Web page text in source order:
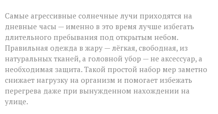
Самые агрессивные солнечные лучи приходятся на
дневные часы — именно в это время лучше избегать
длительного пребывания под открытым небом.
Правильная одежда в жару — лёгкая, свободная, из
натуральных тканей, а головной убор — не аксессуар, а
необходимая защита. Такой простой набор мер заметно
снижает нагрузку на организм и помогает избежать
перегрева даже при вынужденном нахождении на
улице.